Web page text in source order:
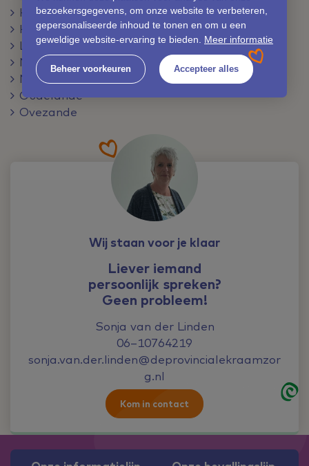
bezoekersgegevens, om onze website te verbeteren,
gepersonaliseerde inhoud te tonen en om u een
geweldige website-ervaring te bieden. Meer informatie
Beheer voorkeuren Accepteer alles
Hoedekenskerke
Kwadendamme
Lewedorp
Nieuwdorp
Nisse
Oudelande
Ovezande
Wij staan voor je klaar
Liever iemand
persoonlijk spreken?
Geen probleem!
Sonja van der Linden
06–10764219
sonja.van.der.linden@deprovincialekraamzor
g.nl
Kom in contact